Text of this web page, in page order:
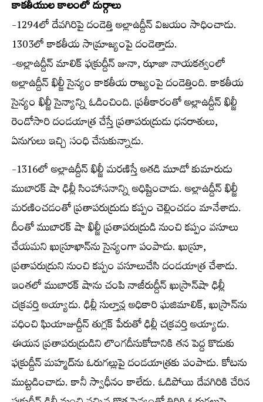
కాకతీయుల కాలంలో దుర్గాలు
-1294లో దేవగిరిపై దండెత్తి అల్లాఉద్దీన్ విజయం సాధించాడు.
1303లో కాకతీయ సామ్రాజ్యంపై దండెత్తాడు.
-అల్లాఉద్దీన్ మాలిక్ ఫక్రుద్దీన్ జునా, ఝాజా నాయకత్వంలో
అల్లాఉద్దీన్ ఖిల్జీ సైన్యం కాకతీయ రాజ్యంపై దండెత్తింది. కాకతీయ
సైన్యం ఖిల్జీ సైన్యాన్ని ఓడించింది. ప్రతీకారంతో అల్లాఉద్దీన్ ఖిల్జీ
రెండోసారి దండయాత్ర చేస్తే ప్రతాపరుద్రుడు ధనరాశులు,
ఏనుగులు ఇచ్చి సంధి చేసుకున్నాడు.
-1316లో అల్లాఉద్దీన్ ఖిల్జీ మరణిస్తే అతడి మూడో కుమారుడు
ముబారక్ షా ఢిల్లీ సింహాసనాన్ని అధిష్టించాడు. అల్లాఉద్దీన్ ఖిల్జీ
మరణించడంతో ప్రతాపరుద్రుడు కప్పం చెల్లించడం మానేశాడు.
దీంతో ముబారక్ షా ఖిల్జీ ప్రతాపరుద్రుడి నుంచి కప్పం వసూలు
చేయమని ఖుస్రూఖాన్‌ను సైన్యంగా పంపాడు. ఖుస్రూ,
ప్రతాపరుద్రుని నుంచి కప్పం వసూలుచేసి దండయాత్ర చేశాడు.
ఇంతలో ముబారక్ షాను చంపి నాజీరుద్దీన్ ఖుస్రాన్‌షా ఢిల్లీ
చక్రవర్తి అయ్యాడు. ఢిల్లీ సుల్తాన్ల అధికారి ఘజిమాలిక్, ఖుస్రాన్‌ను
వధించి ఘియాజుద్దీన్ తుగ్లక్ పేరుతో ఢిల్లీ చక్రవర్తి అయ్యాడు.
ఈయన ప్రతాపరుద్రుడిని లొంగదీసుకోడానికి తన పెద్ద కొడుకు
ఫక్రుద్దీన్ మహ్మద్‌ను ఓరుగల్లుపై దండయాత్రకు పంపాడు. కోటను
ముట్టడించాడు. కానీ స్వాధీనం కాలేదు. ఓడిపోయి దేవగిరికి చేరిన